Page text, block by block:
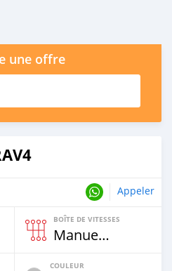
une offre
Appeler
BOÎTE DE VITESSES
Manuelle
COULEUR